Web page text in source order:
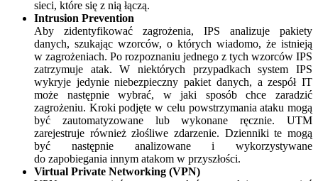
sieci, które się z nią łączą.
Intrusion Prevention
Aby zidentyfikować zagrożenia, IPS analizuje pakiety
danych, szukając wzorców, o których wiadomo, że istnieją
w zagrożeniach. Po rozpoznaniu jednego z tych wzorców IPS
zatrzymuje atak. W niektórych przypadkach system IPS
wykryje jedynie niebezpieczny pakiet danych, a zespół IT
może następnie wybrać, w jaki sposób chce zaradzić
zagrożeniu. Kroki podjęte w celu powstrzymania ataku mogą
być zautomatyzowane lub wykonane ręcznie. UTM
zarejestruje również złośliwe zdarzenie. Dzienniki te mogą
być następnie analizowane i wykorzystywane
do zapobiegania innym atakom w przyszłości.
Virtual Private Networking (VPN)